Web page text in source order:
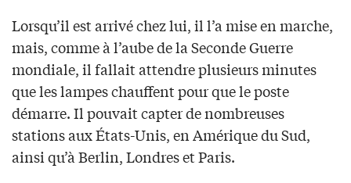
Lorsqu’il est arrivé chez lui, il l’a mise en marche,
mais, comme à l’aube de la Seconde Guerre
mondiale, il fallait attendre plusieurs minutes
que les lampes chauffent pour que le poste
démarre. Il pouvait capter de nombreuses
stations aux États-Unis, en Amérique du Sud,
ainsi qu’à Berlin, Londres et Paris.